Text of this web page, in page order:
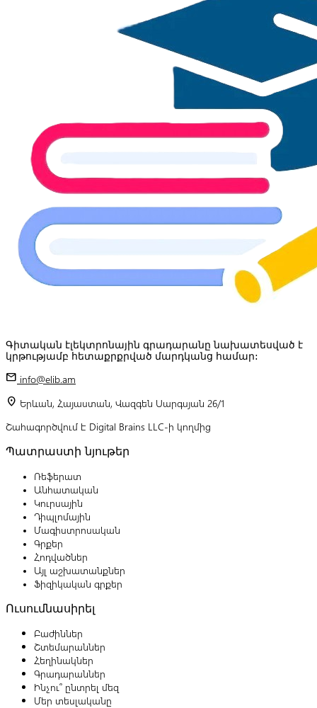
Գիտական էլեկտրոնային գրադարանը նախատեսված է
կրթությամբ հետաքրքրված մարդկանց համար:
mail info@elib.am
location_on Երևան, Հայաստան, Վազգեն Սարգսյան 26/1
Շահագործվում է Digital Brains LLC-ի կողմից
Պատրաստի նյութեր
Ռեֆերատ
Անհատական
Կուրսային
Դիպլոմային
Մագիստրոսական
Գրքեր
Հոդվածներ
Այլ աշխատանքներ
Ֆիզիկական գրքեր
Ուսումնասիրել
Բաժիններ
Շտեմարաններ
Հեղինակներ
Գրադարաններ
Ինչու՞ ընտրել մեզ
Մեր տեսլականը